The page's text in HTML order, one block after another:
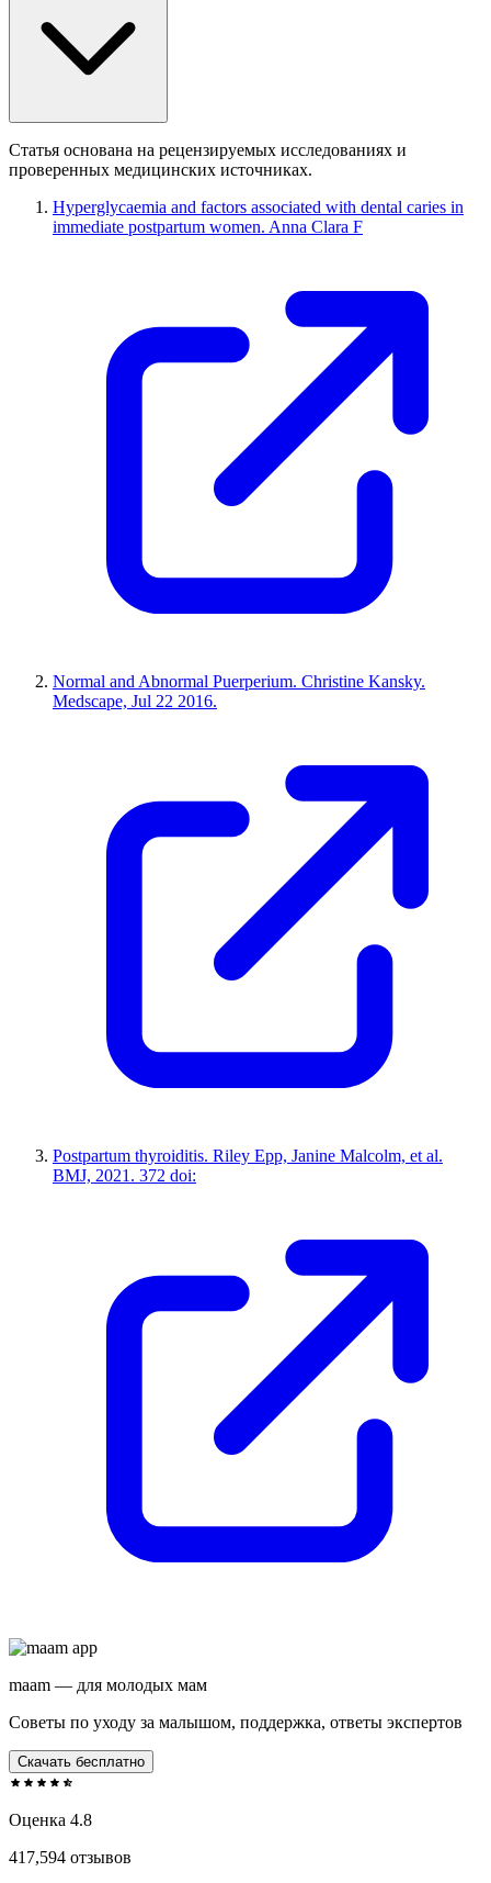
Статья основана на рецензируемых исследованиях и
проверенных медицинских источниках.
Hyperglycaemia and factors associated with dental caries in
immediate postpartum women. Anna Clara F
Normal and Abnormal Puerperium. Christine Kansky.
Medscape, Jul 22 2016.
Postpartum thyroiditis. Riley Epp, Janine Malcolm, et al.
BMJ, 2021. 372 doi:
maam — для молодых мам
Советы по уходу за малышом, поддержка, ответы экспертов
Скачать бесплатно
Оценка 4.8
417,594 отзывов